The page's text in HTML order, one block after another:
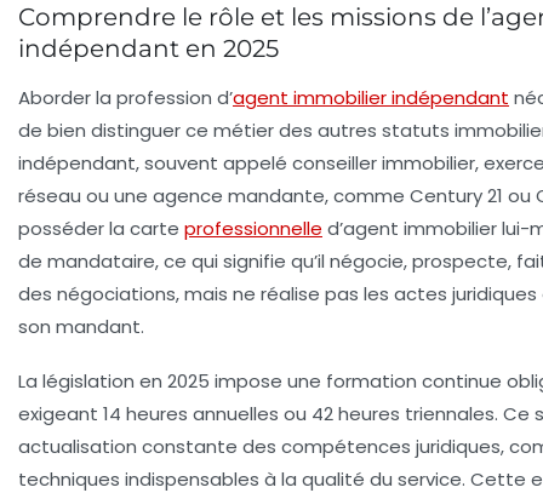
Comprendre le rôle et les missions de
indépendant en 2025
Aborder la profession d’agent immobilier indépendant
de bien distinguer ce métier des autres statuts
indépendant, souvent appelé conseiller immobilier,
réseau ou une agence mandante, comme Century 21 ou
posséder la carte professionnelle d’agent immobilier lui-
de mandataire, ce qui signifie qu’il négocie, prospecte,
des négociations, mais ne réalise pas les actes
son mandant.
La législation en 2025 impose une formation continue
exigeant 14 heures annuelles ou 42 heures triennales. Ce
actualisation constante des compétences juridiques,
techniques indispensables à la qualité du service. Cette